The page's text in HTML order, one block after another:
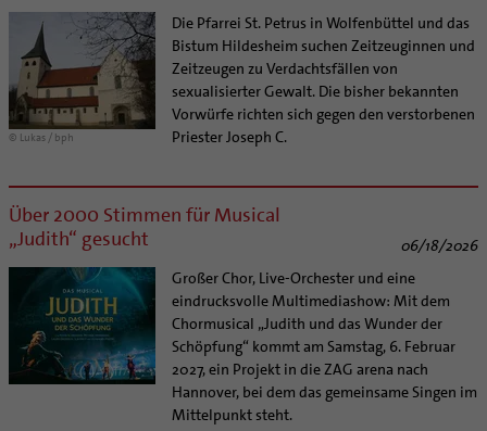
Ehe - Familie - Geschlechtergerechtigkeit
Kategoriale und Diakonale Seelsorge
Notfall
Polizei- und Feuerwehr
Schule
Segensorte
Veranstaltungen
Coaching
Aufbrüche in der Kirche
Ehrenamtliche
KirchenZeitung online
© Lukas / bph
Die Pfarrei St. Petrus in Wolfenbüttel und das
Bistum Hildesheim suchen Zeitzeuginnen und
Zeitzeugen zu Verdachtsfällen von
sexualisierter Gewalt. Die bisher bekannten
Vorwürfe richten sich gegen den verstorbenen
Priester Joseph C.
Über 2000 Stimmen für Musical
„Judith“ gesucht
06/18/2026
Großer Chor, Live-Orchester und eine
eindrucksvolle Multimediashow: Mit dem
Chormusical „Judith und das Wunder der
Schöpfung“ kommt am Samstag, 6. Februar
2027, ein Projekt in die ZAG arena nach
Hannover, bei dem das gemeinsame Singen im
Mittelpunkt steht.